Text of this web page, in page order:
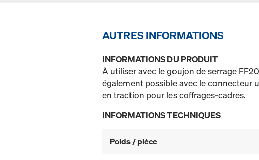
AUTRES INFORMATIONS
INFORMATIONS DU PRODUIT
À utiliser avec le goujon de serrage
également possible avec le connecteur
en traction pour les coffrages-cadres.
INFORMATIONS TECHNIQUES
Poids / pièce